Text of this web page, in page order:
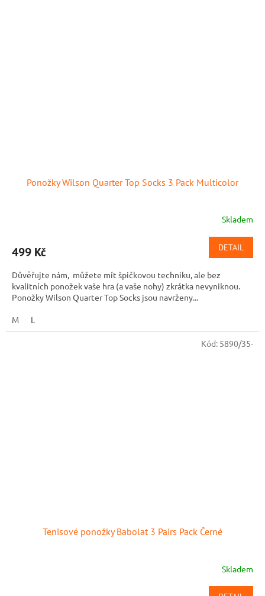
Ponožky Wilson Quarter Top Socks 3 Pack Multicolor
Skladem
499 Kč DETAIL
Důvěřujte nám, můžete mít špičkovou techniku, ale bez
kvalitních ponožek vaše hra (a vaše nohy) zkrátka nevyniknou.
Ponožky Wilson Quarter Top Socks jsou navrženy...
M L
Tenisové ponožky Babolat 3 Pairs Pack Černé
Skladem
Kód: 5890/35-